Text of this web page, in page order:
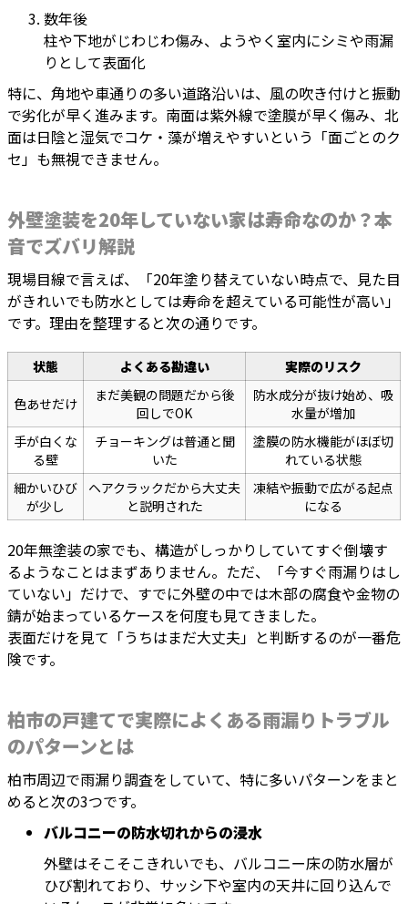
数年後
柱や下地がじわじわ傷み、ようやく室内にシミや雨漏
りとして表面化
特に、角地や車通りの多い道路沿いは、風の吹き付けと振動
で劣化が早く進みます。南面は紫外線で塗膜が早く傷み、北
面は日陰と湿気でコケ・藻が増えやすいという「面ごとのク
セ」も無視できません。
外壁塗装を20年していない家は寿命なのか？本
音でズバリ解説
現場目線で言えば、「20年塗り替えていない時点で、見た目
がきれいでも防水としては寿命を超えている可能性が高い」
です。理由を整理すると次の通りです。
状態 よくある勘違い 実際のリスク
色あせだけ
まだ美観の問題だから後
回しでOK
防水成分が抜け始め、吸
水量が増加
手が白くな
る壁
チョーキングは普通と聞
いた
塗膜の防水機能がほぼ切
れている状態
細かいひび
が少し
ヘアクラックだから大丈夫
と説明された
凍結や振動で広がる起点
になる
20年無塗装の家でも、構造がしっかりしていてすぐ倒壊す
るようなことはまずありません。ただ、「今すぐ雨漏りはし
ていない」だけで、すでに外壁の中では木部の腐食や金物の
錆が始まっているケースを何度も見てきました。
表面だけを見て「うちはまだ大丈夫」と判断するのが一番危
険です。
柏市の戸建てで実際によくある雨漏りトラブル
のパターンとは
柏市周辺で雨漏り調査をしていて、特に多いパターンをまと
めると次の3つです。
バルコニーの防水切れからの浸水
外壁はそこそこきれいでも、バルコニー床の防水層が
ひび割れており、サッシ下や室内の天井に回り込んで